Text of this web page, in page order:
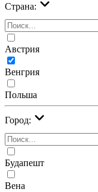
Страна:
Австрия
Венгрия
Польша
Город:
Будапешт
Вена